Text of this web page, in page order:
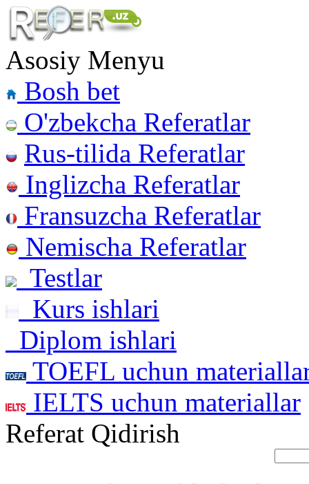
Asosiy Menyu
Bosh bet
O'zbekcha Referatlar
Rus-tilida Referatlar
Inglizcha Referatlar
Fransuzcha Referatlar
Nemischa Referatlar
Testlar
Kurs ishlari
Diplom ishlari
TOEFL uchun
IELTS uchun materiallar
Referat Qidirish